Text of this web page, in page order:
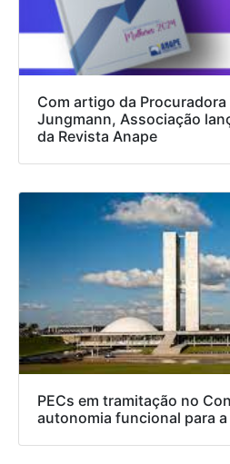
Com artigo da Procuradora
Jungmann, Associação
da Revista Anape
PECs em tramitação no
autonomia funcional para